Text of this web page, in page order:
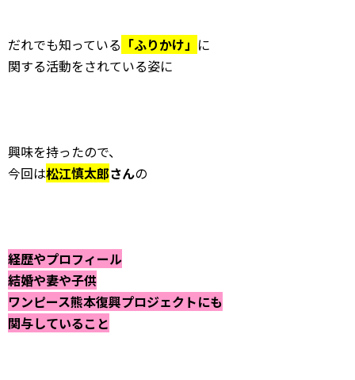
だれでも知っている 「ふりかけ」 に
関する活動をされている姿に
興味を持ったので、
今回は松江慎太郎さんの
経歴やプロフィール
結婚や妻や子供
ワンピース熊本復興プロジェクトにも
関与していること